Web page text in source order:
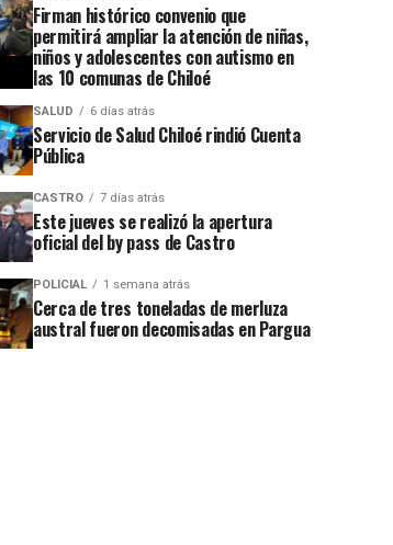
Firman histórico convenio que
permitirá ampliar la atención de niñas,
niños y adolescentes con autismo en
las 10 comunas de Chiloé
SALUD 6 días atrás
Servicio de Salud Chiloé rindió Cuenta
Pública
CASTRO 7 días atrás
Este jueves se realizó la apertura
oficial del by pass de Castro
POLICIAL 1 semana atrás
Cerca de tres toneladas de merluza
austral fueron decomisadas en Pargua